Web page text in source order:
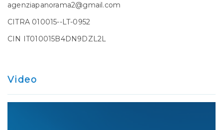
agenziapanorama2@gmail.com
CITRA 010015--LT-0952
CIN IT010015B4DN9DZL2L
Video